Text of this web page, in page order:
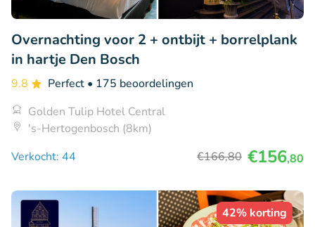
Overnachting voor 2 + ontbijt + borrelplank
in hartje Den Bosch
9.8 Perfect • 175 beoordelingen
Golden Tulip Hotel Central
's-Hertogenbosch (8km)
Verkocht: 44
€166,80 €156,80
42% korting